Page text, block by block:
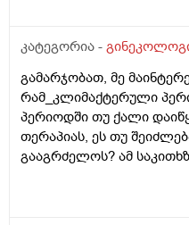
მოქმედებსო,2 კვირის
გავიკეთე ისევ
განმავლობაში ვერ
რაიმე შანსი
ტესტს? მენტრუაცია
30 დღე შუალედი.
კატეგორია -
გამარჯობათ, მე
რამ_კლიმაქტერული
პერიოდში თუ ქალი
თერაპიას, ეს თუ
გააგრძელოს? ამ
ჰორმონჩანაცვლებითი